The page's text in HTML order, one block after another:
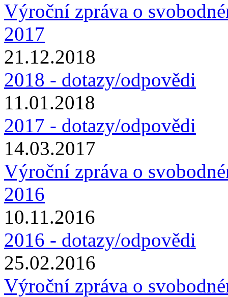
Výroční zpráva o
2017
21.12.2018
2018 - dotazy/odpovědi
11.01.2018
2017 - dotazy/odpovědi
14.03.2017
Výroční zpráva o
2016
10.11.2016
2016 - dotazy/odpovědi
25.02.2016
Výroční zpráva o